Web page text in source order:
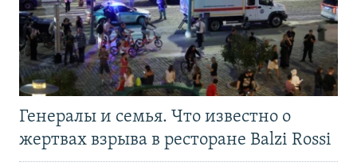
Генералы и семья. Что известно о
жертвах взрыва в ресторане Balzi Rossi